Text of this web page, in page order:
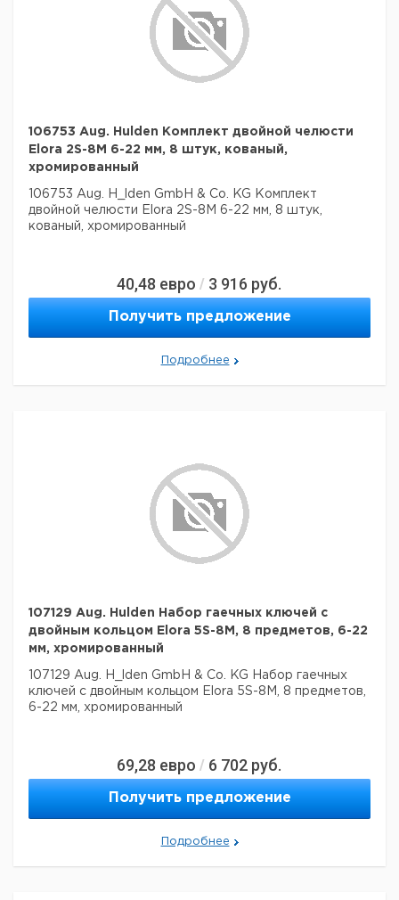
106753 Aug. Hulden Комплект двойной челюсти
Elora 2S-8M 6-22 мм, 8 штук, кованый,
хромированный
106753 Aug. H_lden GmbH & Co. KG Комплект
двойной челюсти Elora 2S-8M 6-22 мм, 8 штук,
кованый, хромированный
40,48 евро / 3 916 руб.
Получить предложение
Подробнее
107129 Aug. Hulden Набор гаечных ключей с
двойным кольцом Elora 5S-8M, 8 предметов, 6-22
мм, хромированный
107129 Aug. H_lden GmbH & Co. KG Набор гаечных
ключей с двойным кольцом Elora 5S-8M, 8 предметов,
6-22 мм, хромированный
69,28 евро / 6 702 руб.
Получить предложение
Подробнее